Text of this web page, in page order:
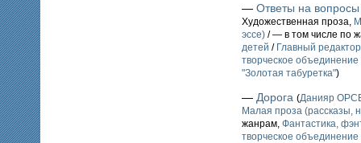
— Ответы на вопросы
Художественная проза,
эссе) / — в том числе по
детей / Главный
творческое объединение
"Золотая табуретка")
— Дорога (Данияр
Малая проза (рассказы,
жанрам, Фантастика,
творческое объединение